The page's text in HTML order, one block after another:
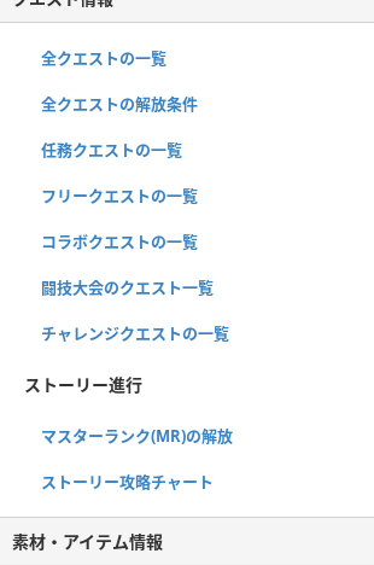
全クエストの一覧
全クエストの解放条件
任務クエストの一覧
フリークエストの一覧
コラボクエストの一覧
闘技大会のクエスト一覧
チャレンジクエストの一覧
ストーリー進行
マスターランク(MR)の解放
ストーリー攻略チャート
素材・アイテム情報